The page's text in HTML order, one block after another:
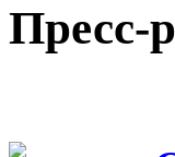
Пресс-